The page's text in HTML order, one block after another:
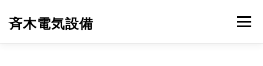
斉木電気設備 メニュー